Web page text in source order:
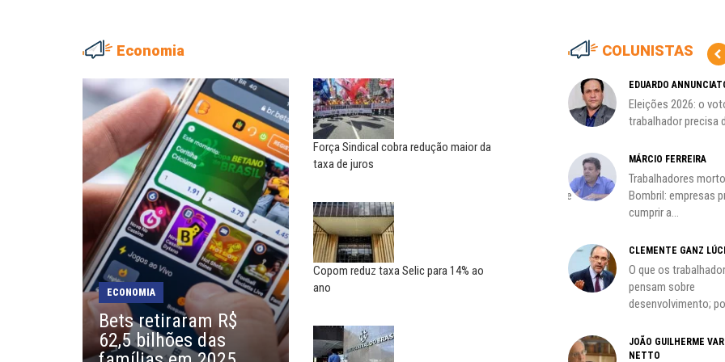
Economia
ECONOMIA
Bets retiraram R$
62,5 bilhões das
Força Sindical cobra redução maior da
taxa de juros
Copom reduz taxa Selic para 14% ao
ano
COLUNISTAS
ADRIANA MARCOLINO
Adriana Marcolino destaca
impacto do salário mínimo na...
Sindec: 94 anos de união e
EDUARDO ANNUNCIATO CHICÃO
Sem salário digno e proteção
social, não existe...
EUSÉBIO PINTO NETO
A fortaleza do sindicato
MARIA AUXILIADORA
Agosto Lilás: todos e todas no
combate à...
SERGIO LUIZ LEITE (SERGINHO)
Saúde mental:
responsabilidade de todos
MIGUEL TORRES
A luta continua: agora o foco é
o...
CARLOS LOPES
O resgate do nosso Estado
Nacional; por Carlos...
A geopolítica nas eleições de
EDUARDO
Eleições 2026: o
trabalhador precisa
MÁRCIO FERREIRA
Trabalhadores
Bombril: empresas
cumprir a...
CLEMENTE GANZ
O que os
pensam sobre
desenvolvimento;
JOÃO GUILHERME
NETTO